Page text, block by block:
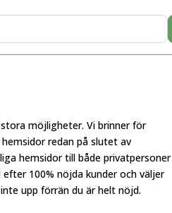
möjligheter. Vi brinner för
redan på slutet av
hemsidor till både privatpersoner
100% nöjda kunder och väljer
upp förrän du är helt nöjd.